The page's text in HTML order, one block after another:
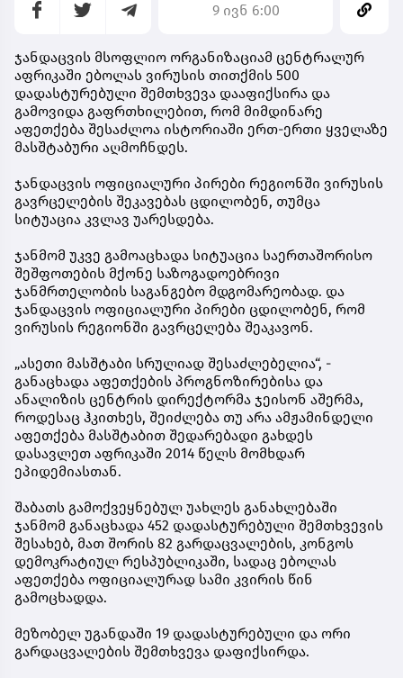
9 ივნ 6:00
ჯანდაცვის მსოფლიო ორგანიზაციამ ცენტრალურ
აფრიკაში ებოლას ვირუსის თითქმის 500
დადასტურებული შემთხვევა დააფიქსირა და
გამოვიდა გაფრთხილებით, რომ მიმდინარე
აფეთქება შესაძლოა ისტორიაში ერთ-ერთი ყველაზე
მასშტაბური აღმოჩნდეს.
ჯანდაცვის ოფიციალური პირები რეგიონში ვირუსის
გავრცელების შეკავებას ცდილობენ, თუმცა
სიტუაცია კვლავ უარესდება.
ჯანმომ უკვე გამოაცხადა სიტუაცია საერთაშორისო
შეშფოთების მქონე საზოგადოებრივი
ჯანმრთელობის საგანგებო მდგომარეობად. და
ჯანდაცვის ოფიციალური პირები ცდილობენ, რომ
ვირუსის რეგიონში გავრცელება შეაკავონ.
„ასეთი მასშტაბი სრულიად შესაძლებელია“, -
განაცხადა აფეთქების პროგნოზირებისა და
ანალიზის ცენტრის დირექტორმა ჯეისონ აშერმა,
როდესაც ჰკითხეს, შეიძლება თუ არა ამჟამინდელი
აფეთქება მასშტაბით შედარებადი გახდეს
დასავლეთ აფრიკაში 2014 წელს მომხდარ
ეპიდემიასთან.
შაბათს გამოქვეყნებულ უახლეს განახლებაში
ჯანმომ განაცხადა 452 დადასტურებული შემთხვევის
შესახებ, მათ შორის 82 გარდაცვალების, კონგოს
დემოკრატიულ რესპუბლიკაში, სადაც ებოლას
აფეთქება ოფიციალურად სამი კვირის წინ
გამოცხადდა.
მეზობელ უგანდაში 19 დადასტურებული და ორი
გარდაცვალების შემთხვევა დაფიქსირდა.